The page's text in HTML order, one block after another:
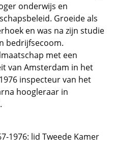
onderwijs en
Groeide als
en was na zijn studie
bedrijfsecoom.
met een
van Amsterdam in het
inspecteur van het
hoogleraar in
1976: lid Tweede Kamer